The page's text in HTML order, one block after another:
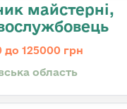
майстерні,
до 125000 грн
область